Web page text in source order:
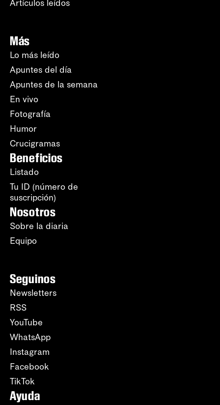
Artículos leídos
Más
Lo más leído
Apuntes del día
Apuntes de la semana
En vivo
Fotografía
Humor
Crucigramas
Beneficios
Listado
Tu ID (número de
suscripción)
Nosotros
Sobre la diaria
Equipo
Seguinos
Newsletters
RSS
YouTube
WhatsApp
Instagram
Facebook
TikTok
Ayuda